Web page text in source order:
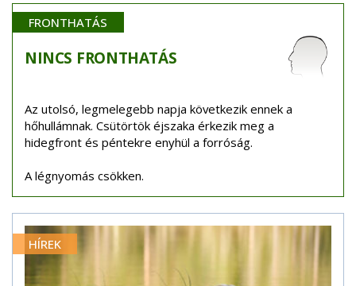
FRONTHATÁS
NINCS FRONTHATÁS
Az utolsó, legmelegebb napja következik ennek a
hőhullámnak. Csütörtök éjszaka érkezik meg a
hidegfront és péntekre enyhül a forróság.
A légnyomás csökken.
HÍREK